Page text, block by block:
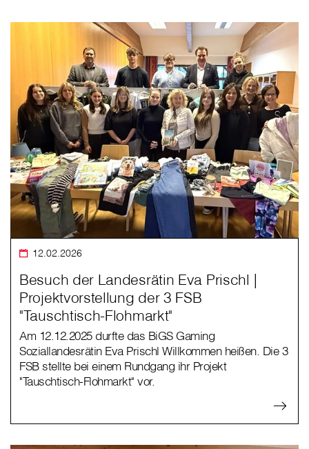
12.02.2026
Besuch der Landesrätin Eva Prischl |
Projektvorstellung der 3 FSB
"Tauschtisch-Flohmarkt"
Am 12.12.2025 durfte das BiGS Gaming
Soziallandesrätin Eva Prischl Willkommen heißen. Die 3
FSB stellte bei einem Rundgang ihr Projekt
"Tauschtisch-Flohmarkt" vor.